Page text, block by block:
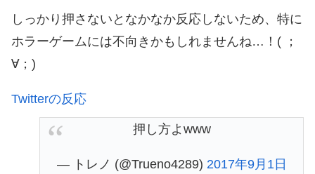
しっかり押さないとなかなか反応しないため、特に
ホラーゲームには不向きかもしれませんね…！( ；
∀；)
Twitterの反応
押し方よwww
— トレノ (@Trueno4289) 2017年9月1日